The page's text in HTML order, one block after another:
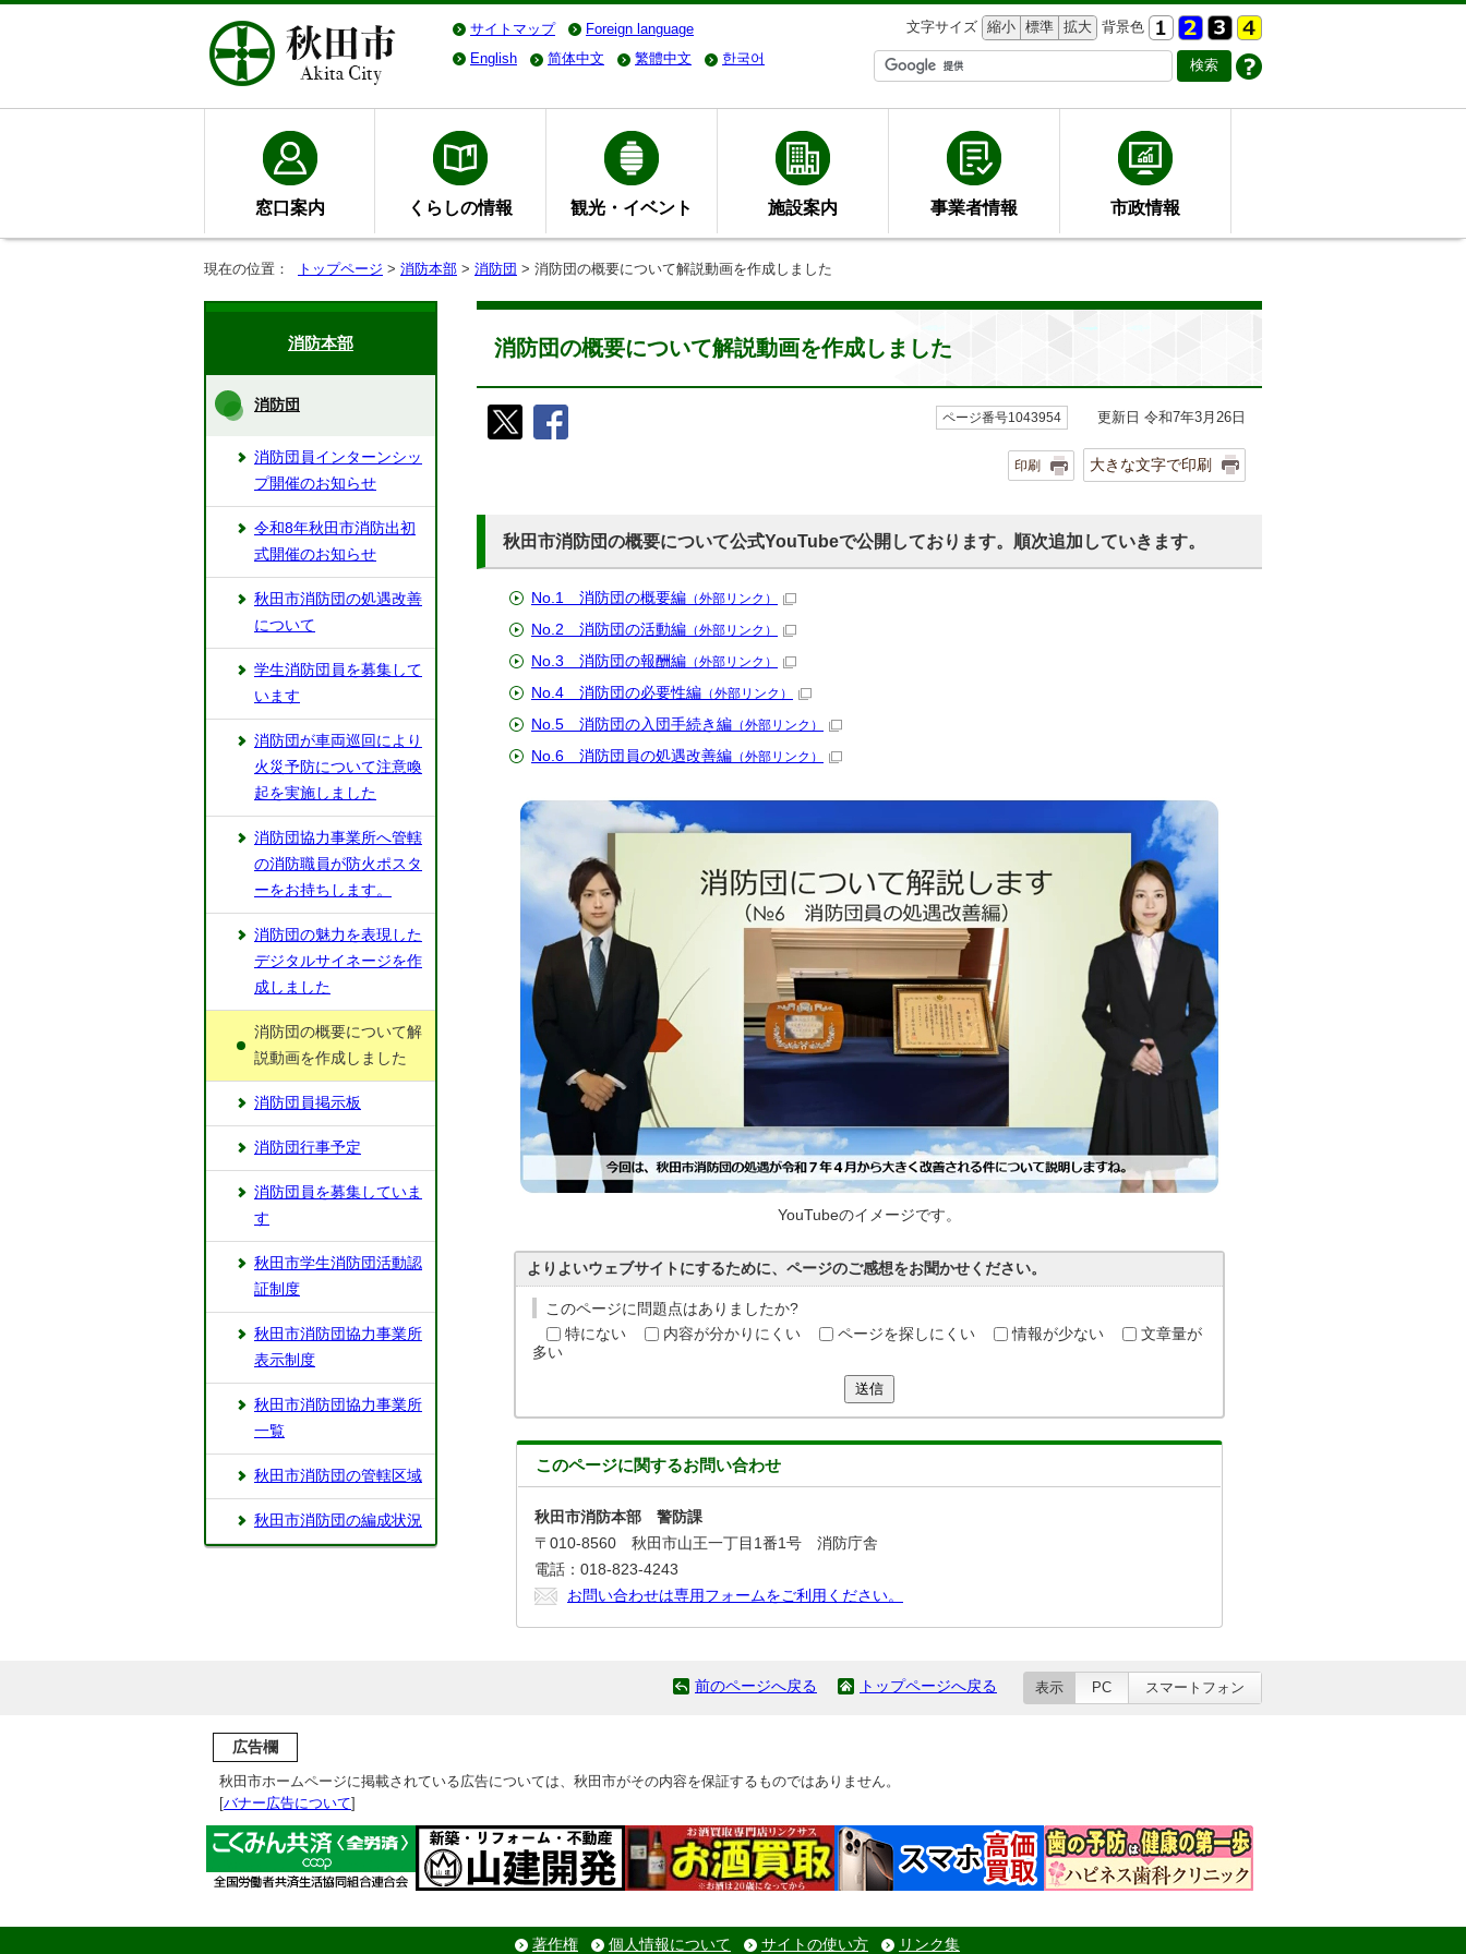
サイトマップ Foreign language 文字サイズ 縮小 標準 拡大 背景色
English
简体中文 繁體中文 한국어
窓口案内 くらしの情報 観光・イベント 施設案内 事業者情報 市政情報
現在の位置： トップページ > 消防本部 > 消防団 > 消防団の概要について解説動画を作成しました
消防団の概要について解説動画を作成しました
ページ番号1043954 更新日 令和7年3月26日
印刷 大きな文字で印刷
秋田市消防団の概要について公式YouTubeで公開しております。順次追加していきます。
No.1 消防団の概要編 （外部リンク）
No.2 消防団の活動編 （外部リンク）
No.3 消防団の報酬編 （外部リンク）
No.4 消防団の必要性編 （外部リンク）
No.5 消防団の入団手続き編 （外部リンク）
No.6 消防団員の処遇改善編 （外部リンク）
YouTubeのイメージです。
よりよいウェブサイトにするために、ページのご感想をお聞かせください。
このページに問題点はありましたか?
特にない
内容が分かりにくい ページを探しにくい 情報が少ない
文章量が
多い
送信
このページに関するお問い合わせ
秋田市消防本部 警防課
〒010-8560 秋田市山王一丁目1番1号 消防庁舎
電話：018-823-4243
お問い合わせは専用フォームをご利用ください。
消防本部
消防団
消防団員インターンシッ
プ開催のお知らせ
令和8年秋田市消防出初
式開催のお知らせ
秋田市消防団の処遇改善
について
学生消防団員を募集して
います
消防団が車両巡回により
火災予防について注意喚
起を実施しました
消防団協力事業所へ管轄
の消防職員が防火ポスタ
ーをお持ちします。
消防団の魅力を表現した
デジタルサイネージを作
成しました
消防団の概要について解
説動画を作成しました
消防団員掲示板
消防団行事予定
消防団員を募集していま
す
秋田市学生消防団活動認
証制度
秋田市消防団協力事業所
表示制度
秋田市消防団協力事業所
一覧
秋田市消防団の管轄区域
秋田市消防団の編成状況
前のページへ戻る トップページへ戻る 表示 PC スマートフォン
広告欄
秋田市ホームページに掲載されている広告については、秋田市がその内容を保証するものではありません。
[バナー広告について]
著作権 個人情報について サイトの使い方 リンク集